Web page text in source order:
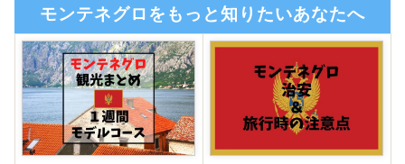
モンテネグロをもっと知りたいあなたへ